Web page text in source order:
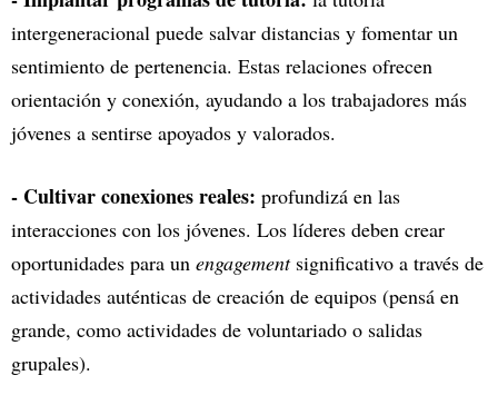
intergeneracional puede salvar distancias y fomentar un
sentimiento de pertenencia. Estas relaciones ofrecen
orientación y conexión, ayudando a los trabajadores más
jóvenes a sentirse apoyados y valorados.
- Cultivar conexiones reales: profundizá en las
interacciones con los jóvenes. Los líderes deben crear
oportunidades para un engagement significativo a través de
actividades auténticas de creación de equipos (pensá en
grande, como actividades de voluntariado o salidas
grupales).